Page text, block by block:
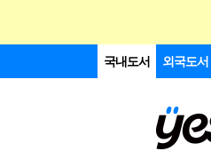
국내도서 외국도서